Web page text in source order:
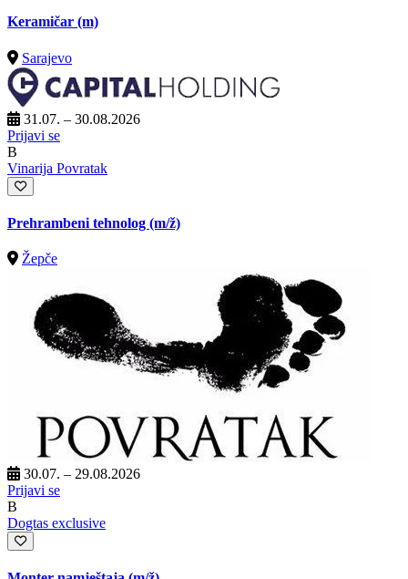
Keramičar (m)
Sarajevo
31.07. – 30.08.2026
Prijavi se
B
Vinarija Povratak
Prehrambeni tehnolog (m/ž)
Žepče
30.07. – 29.08.2026
Prijavi se
B
Dogtas exclusive